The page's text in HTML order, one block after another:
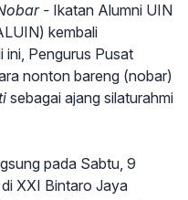
- Ikatan Alumni UIN
kembali
ini, Pengurus Pusat
nonton bareng (nobar)
sebagai ajang silaturahmi
pada Sabtu, 9
XXI Bintaro Jaya